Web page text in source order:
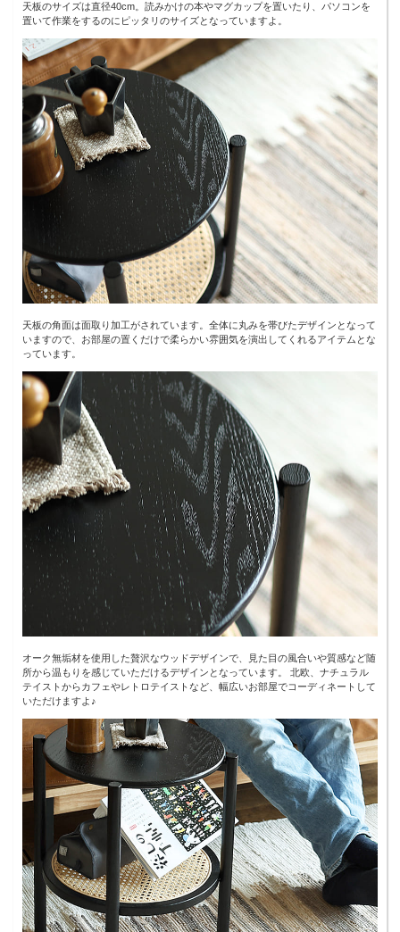
天板のサイズは直径40cm。読みかけの本やマグカップを置いたり、パソコンを
置いて作業をするのにピッタリのサイズとなっていますよ。
天板の角面は面取り加工がされています。全体に丸みを帯びたデザインとなって
いますので、お部屋の置くだけで柔らかい雰囲気を演出してくれるアイテムとな
っています。
オーク無垢材を使用した贅沢なウッドデザインで、見た目の風合いや質感など随
所から温もりを感じていただけるデザインとなっています。 北欧、ナチュラル
テイストからカフェやレトロテイストなど、幅広いお部屋でコーディネートして
いただけますよ♪